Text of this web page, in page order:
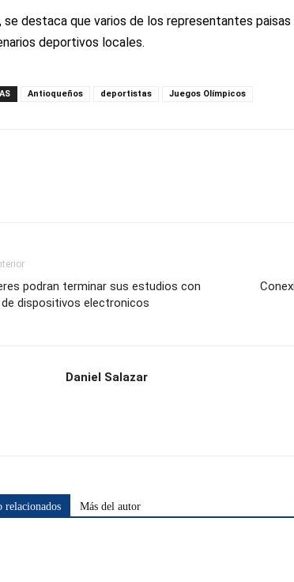
se destaca que varios de los representantes
deportivos locales.
Antioqueños deportistas Juegos Olímpicos
podran terminar sus estudios con
de dispositivos electronicos
Daniel Salazar
Más del autor